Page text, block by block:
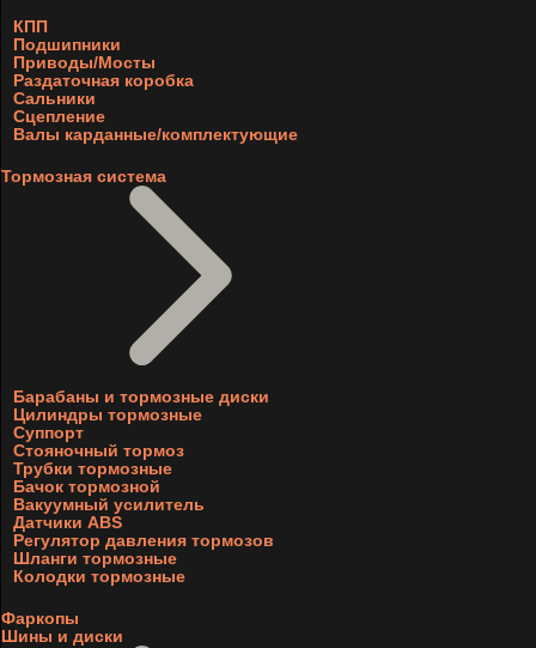
КПП
Подшипники
Приводы/Мосты
Раздаточная коробка
Сальники
Сцепление
Валы карданные/комплектующие
Тормозная система
Барабаны и тормозные диски
Цилиндры тормозные
Суппорт
Стояночный тормоз
Трубки тормозные
Бачок тормозной
Вакуумный усилитель
Датчики ABS
Регулятор давления тормозов
Шланги тормозные
Колодки тормозные
Фаркопы
Шины и диски